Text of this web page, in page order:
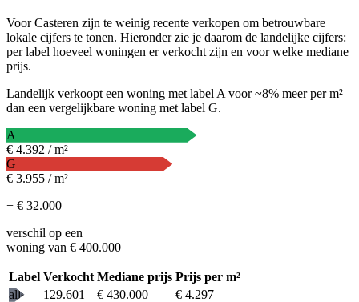
Voor Casteren zijn te weinig recente verkopen om betrouwbare
lokale cijfers te tonen. Hieronder zie je daarom de landelijke cijfers:
per label hoeveel woningen er verkocht zijn en voor welke mediane
prijs.
Landelijk verkoopt een woning met label A voor ~8% meer per m²
dan een vergelijkbare woning met label G.
A
€ 4.392 / m²
G
€ 3.955 / m²
+ € 32.000
verschil op een
woning van € 400.000
Label Verkocht Mediane prijs Prijs per m²
alle
129.601 € 430.000
€ 4.297